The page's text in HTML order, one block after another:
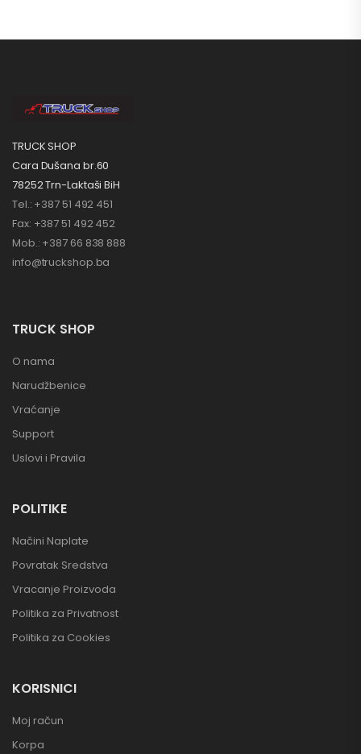
TRUCK SHOP
Cara Dušana br.60
78252 Trn-Laktaši BiH
Tel.: +387 51 492 451
Fax: +387 51 492 452
Mob.: +387 66 838 888
info@truckshop.ba
TRUCK SHOP
O nama
Narudžbenice
Vraćanje
Support
Uslovi i Pravila
POLITIKE
Načini Naplate
Povratak Sredstva
Vracanje Proizvoda
Politika za Privatnost
Politika za Cookies
KORISNICI
Moj račun
Korpa